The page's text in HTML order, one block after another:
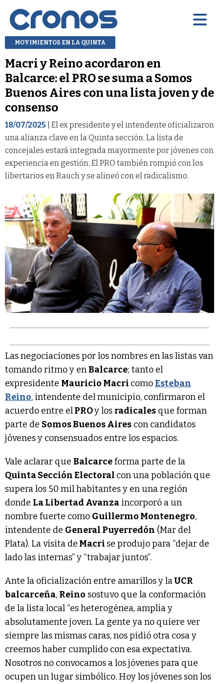
MOVIMIENTOS EN LA QUINTA
Macri y Reino acordaron en
Balcarce: el PRO se suma a Somos
Buenos Aires con una lista joven y de
consenso
18/07/2025 | El ex presidente y el intendente oficializaron
una alianza clave en la Quinta sección. La lista de
concejales estará integrada mayormente por jóvenes con
experiencia en gestión. El PRO también rompió con los
libertarios en Rauch y se alineó con el radicalismo.
Las negociaciones por los nombres en las listas van
tomando ritmo y enBalcarce; tanto el
expresidente Mauricio Macri comoEsteban
Reino, intendente del municipio, confirmaron el
acuerdo entre elPROy los radicales que forman
parte de Somos Buenos Aires con candidatos
jóvenes y consensuados entre los espacios.
Vale aclarar que Balcarceforma parte de la
Quinta Sección Electoral con una población que
supera los 50 mil habitantes y en una región
donde La Libertad Avanza incorporó a un
nombre fuerte como Guillermo Montenegro,
intendente de General Puyerredón (Mar del
Plata). La visita de Macri se produjo para “dejar de
lado las internas” y “trabajar juntos”.
Ante la oficialización entre amarillos y laUCR
balcarceña, Reino sostuvo que la conformación
de la lista local “es heterogénea, amplia y
absolutamente joven. La gente ya no quiere ver
siempre las mismas caras, nos pidió otra cosa y
creemos haber cumplido con esa expectativa.
Nosotros no convocamos a los jóvenes para que
ocupen un lugar simbólico. Hoy los jóvenes son los